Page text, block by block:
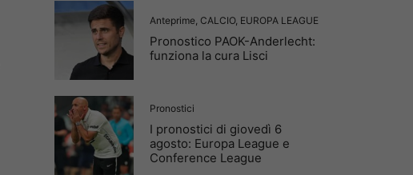
Anteprime, CALCIO, EUROPA LEAGUE
Pronostico PAOK-Anderlecht:
funziona la cura Lisci
Pronostici
I pronostici di giovedì 6
agosto: Europa League e
Conference League